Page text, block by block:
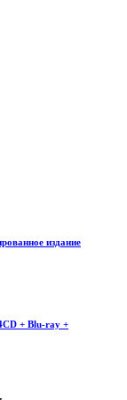
издание
+ Blu-ray +